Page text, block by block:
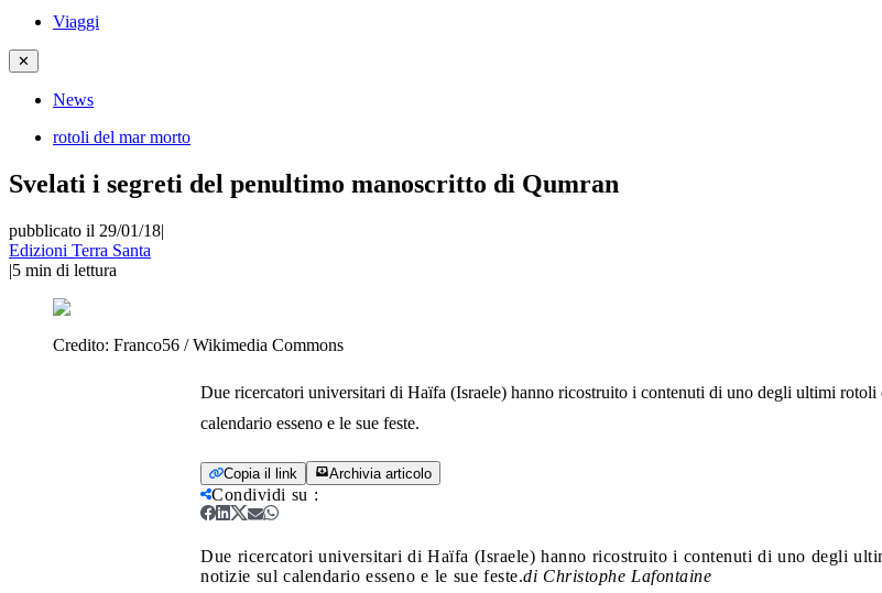
Viaggi
✕
News
rotoli del mar morto
Svelati i segreti del penultimo manoscritto di Qumran
pubblicato il 29/01/18|
Edizioni Terra Santa
|5 min di lettura
Credito: Franco56 / Wikimedia Commons
Due ricercatori universitari di Haïfa (Israele) hanno ricostruito i contenuti di uno degli ultimi rotoli
calendario esseno e le sue feste.
Copia il link Archivia articolo
Condividi su :
Due ricercatori universitari di Haïfa (Israele) hanno ricostruito i contenuti di uno degli
notizie sul calendario esseno e le sue feste.di Christophe Lafontaine